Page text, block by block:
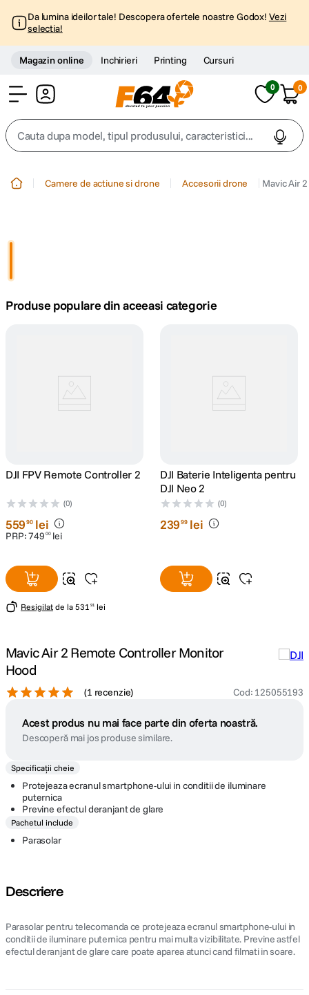
Da lumina ideilor tale! Descopera ofertele noastre Godox! Vezi
selectia!
Magazin online Inchirieri Printing Cursuri
0 0
Cauta dupa model, tipul produsului, caracteristici...
4. peak design
9. dji osmo
10 . insta 360
Camere de actiune si drone Accesorii drone Mavic Air
Produse populare din aceeasi categorie
DJI FPV Remote Controller 2
(0)
55990 lei
PRP:749 00 lei
Resigilat de la 531 91 lei
DJI Baterie Inteligenta pentru
DJI Neo 2
(0)
23999 lei
Mavic Air 2 Remote Controller Monitor
Hood
(1 recenzie) Cod: 125055193
Acest produs nu mai face parte din oferta noastră.
Descoperă mai jos produse similare.
Specificații cheie
Protejeaza ecranul smartphone-ului in conditii de iluminare
puternica
Previne efectul deranjant de glare
Pachetul include
Parasolar
Descriere
Parasolar pentru telecomanda ce protejeaza ecranul smartphone-ului in
conditii de iluminare puternica pentru mai multa vizibilitate. Previne astfel
efectul deranjant de glare care poate aparea atunci cand filmati in soare.